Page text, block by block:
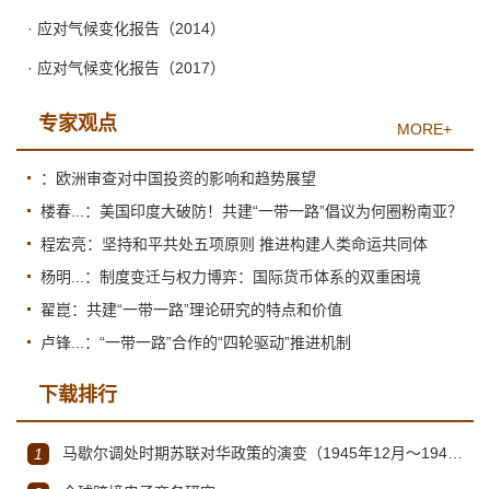
· 应对气候变化报告（2014）
· 应对气候变化报告（2017）
专家观点 MORE+
：欧洲审查对中国投资的影响和趋势展望
楼春...：美国印度大破防！共建“一带一路”倡议为何圈粉南亚？
程宏亮：坚持和平共处五项原则 推进构建人类命运共同体
杨明...：制度变迁与权力博弈：国际货币体系的双重困境
翟崑：共建“一带一路”理论研究的特点和价值
卢锋...：“一带一路”合作的“四轮驱动”推进机制
下载排行
1 马歇尔调处时期苏联对华政策的演变（1945年12月～1947年1月）